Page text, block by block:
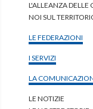
L'ALLEANZA DELLE
NOI SUL
LE FEDERAZIONI
I SERVIZI
LA
LE NOTIZIE